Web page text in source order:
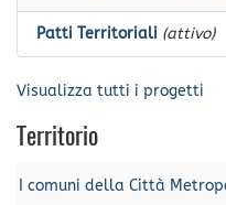
Patti Territoriali (attivo)
Visualizza tutti i progetti
Territorio
I comuni della Città